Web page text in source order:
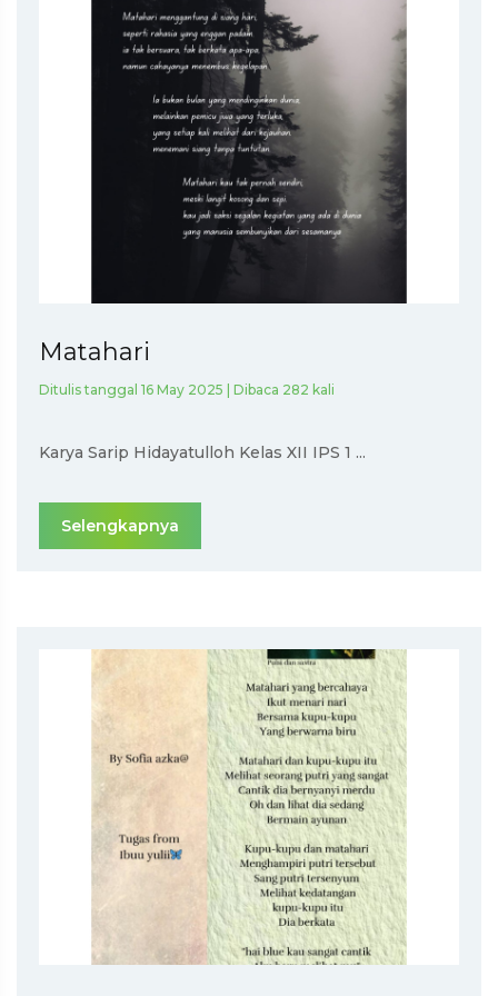
Matahari
Ditulis tanggal 16 May 2025 | Dibaca 282 kali
Karya Sarip Hidayatulloh Kelas XII IPS 1 ...
Selengkapnya